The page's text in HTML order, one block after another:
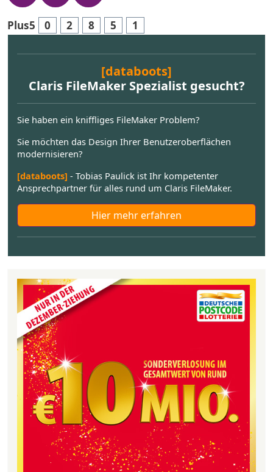
Plus5 0 2 8 5 1
[databoots]
Claris FileMaker Spezialist gesucht?
Sie haben ein kniffliges FileMaker Problem?
Sie möchten das Design Ihrer Benutzeroberflächen
modernisieren?
[databoots] - Tobias Paulick ist Ihr kompetenter
Ansprechpartner für alles rund um Claris FileMaker.
Hier mehr erfahren